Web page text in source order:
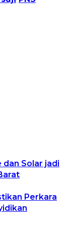
Solar jadi
Perkara